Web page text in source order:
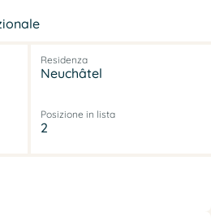
Residenza
Neuchâtel
Posizione in lista
2